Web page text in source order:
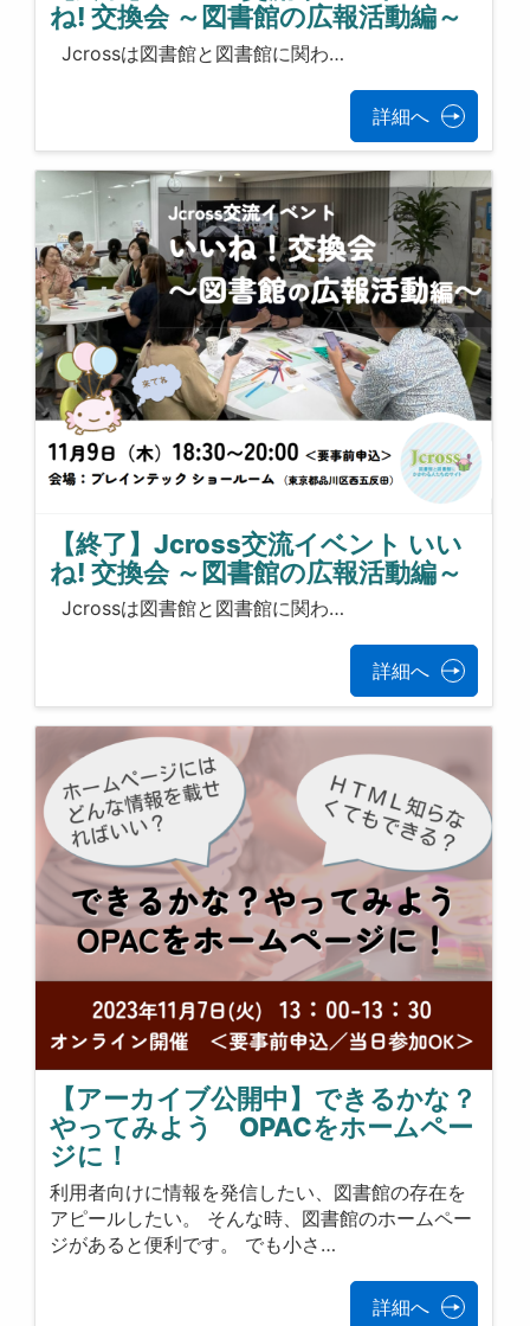
ね! 交換会 ～図書館の広報活動編～
Jcrossは図書館と図書館に関わ…
詳細へ
【終了】Jcross交流イベント いい
ね! 交換会 ～図書館の広報活動編～
Jcrossは図書館と図書館に関わ…
詳細へ
【アーカイブ公開中】できるかな？
やってみよう OPACをホームペー
ジに！
利用者向けに情報を発信したい、図書館の存在を
アピールしたい。 そんな時、図書館のホームペー
ジがあると便利です。 でも小さ…
詳細へ